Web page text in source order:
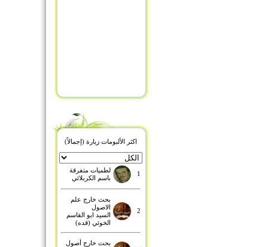
اكثر الألبومات زيارة (إجمالاً)
1
لطميات متفرقة
باسم الكربلائي
2
بحث خارج علم
الاصول
السيد ابو القاسم
الخوئي (قده)
بحث خارج أصول